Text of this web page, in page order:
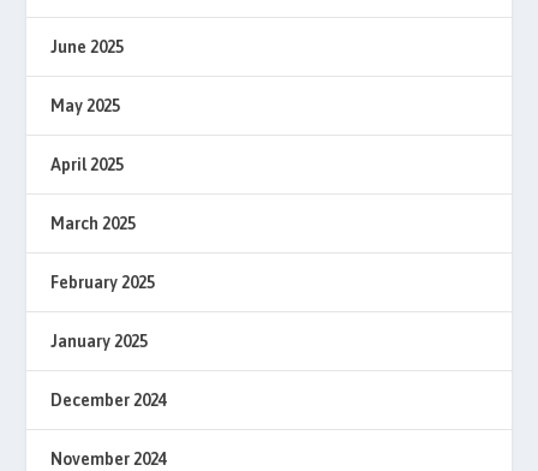
June 2025
May 2025
April 2025
March 2025
February 2025
January 2025
December 2024
November 2024